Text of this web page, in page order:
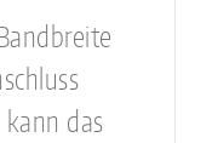
das